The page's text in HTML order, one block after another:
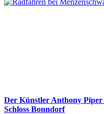
Der Künstler Anthony
Schloss Bonndorf